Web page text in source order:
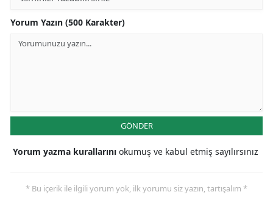
Yorum Yazın (500 Karakter)
GÖNDER
Yorum yazma kurallarını okumuş ve kabul etmiş sayılırsınız
* Bu içerik ile ilgili yorum yok, ilk yorumu siz yazın, tartışalım *